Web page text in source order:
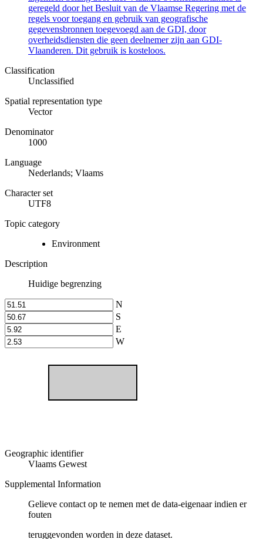
geregeld door het Besluit van de Vlaamse Regering met de
regels voor toegang en gebruik van geografische
gegevensbronnen toegevoegd aan de GDI, door
overheidsdiensten die geen deelnemer zijn aan GDI-
Vlaanderen. Dit gebruik is kosteloos.
Classification
Unclassified
Spatial representation type
Vector
Denominator
1000
Language
Nederlands; Vlaams
Character set
UTF8
Topic category
Environment
Description
Huidige begrenzing
N
S
E
W
Geographic identifier
Vlaams Gewest
Supplemental Information
Gelieve contact op te nemen met de data-eigenaar indien er
fouten
teruggevonden worden in deze dataset.